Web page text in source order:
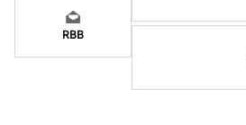
RBB